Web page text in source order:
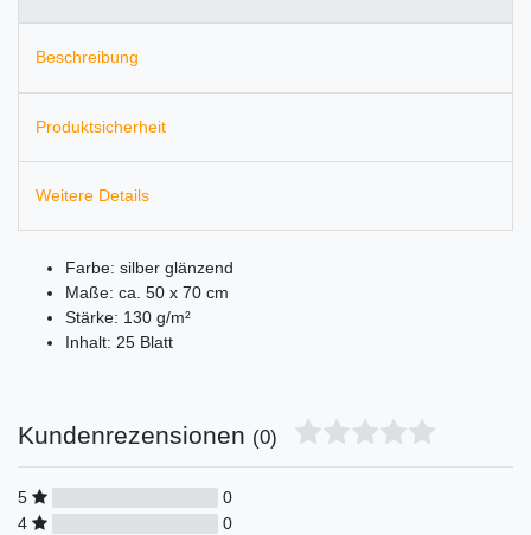
Beschreibung
Produktsicherheit
Weitere Details
Farbe: silber glänzend
Maße: ca. 50 x 70 cm
Stärke: 130 g/m²
Inhalt: 25 Blatt
Kundenrezensionen (0)
5
0
4
0